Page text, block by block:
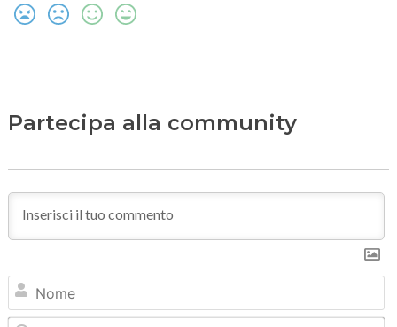
Partecipa alla community